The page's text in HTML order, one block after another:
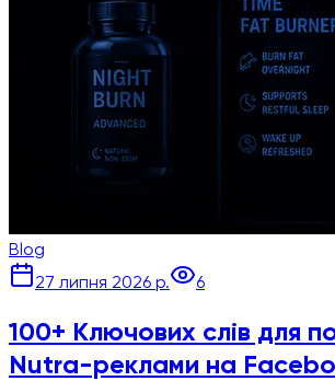
Blog
27 липня 2026 р.
6
100+ Ключових слів для
Nutra-реклами на